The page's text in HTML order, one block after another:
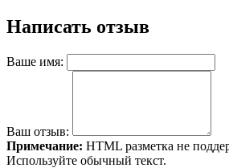
Написать отзыв
Ваше имя:
Ваш отзыв:
Примечание: HTML разметка не
Используйте обычный текст.